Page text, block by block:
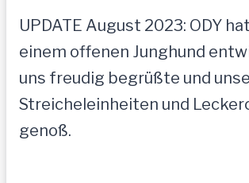
UPDATE August 2023: ODY
einem offenen Junghund
uns freudig begrüßte und
Streicheleinheiten und
genoß.